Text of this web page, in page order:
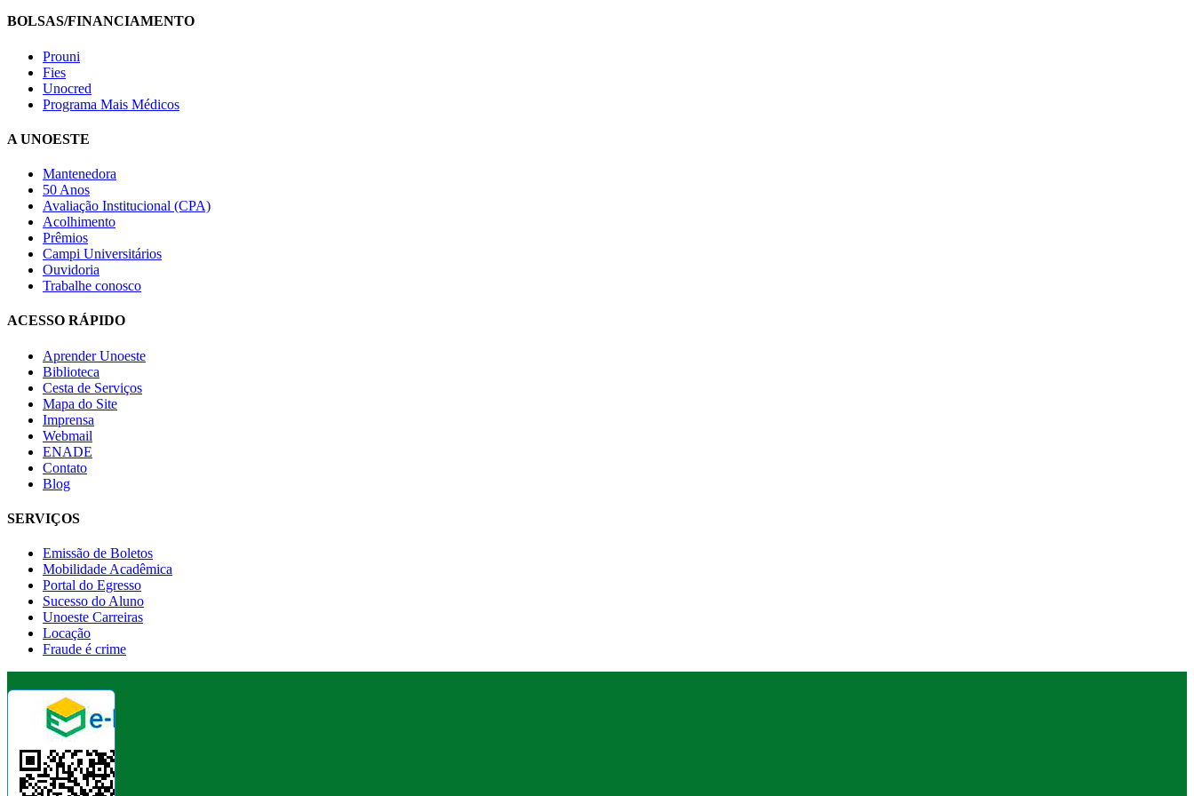
BOLSAS/FINANCIAMENTO
Prouni
Fies
Unocred
Programa Mais Médicos
A UNOESTE
Mantenedora
50 Anos
Avaliação Institucional (CPA)
Acolhimento
Prêmios
Campi Universitários
Ouvidoria
Trabalhe conosco
ACESSO RÁPIDO
Aprender Unoeste
Biblioteca
Cesta de Serviços
Mapa do Site
Imprensa
Webmail
ENADE
Contato
Blog
SERVIÇOS
Emissão de Boletos
Mobilidade Acadêmica
Portal do Egresso
Sucesso do Aluno
Unoeste Carreiras
Locação
Fraude é crime